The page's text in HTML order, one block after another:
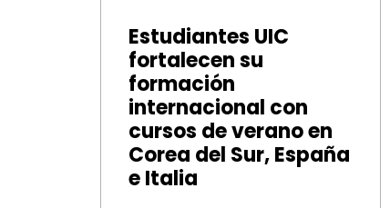
Estudiantes UIC
fortalecen su
formación
internacional con
cursos de verano en
Corea del Sur, España
e Italia